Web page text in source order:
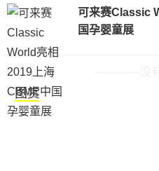
可来赛Classic
国孕婴童展
图赏